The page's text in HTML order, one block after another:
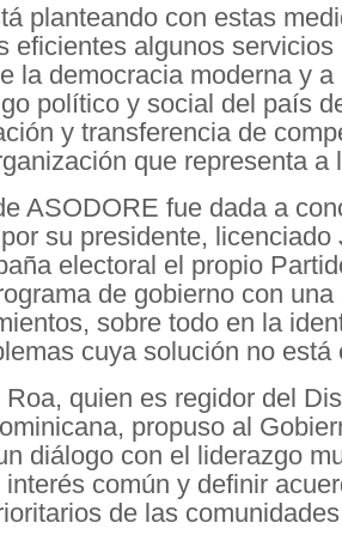
planteando con estas
eficientes algunos
la democracia moderna y
político y social del país
y transferencia de
que representa a
ASODORE fue dada a
su presidente,
electoral el propio
de gobierno con
sobre todo en la
cuya solución no
quien es regidor del
propuso al
diálogo con el liderazgo
común y definir
de las